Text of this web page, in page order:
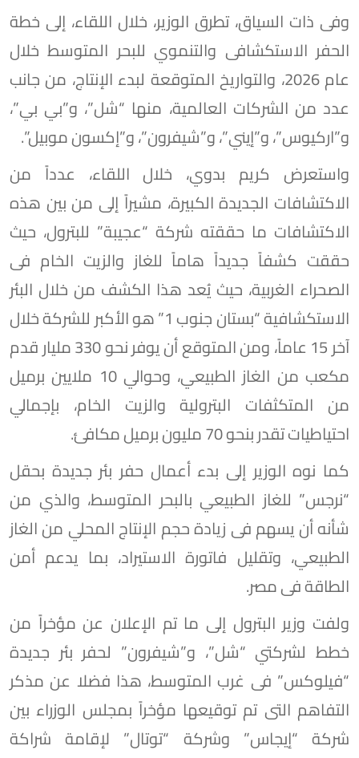
وفى ذات السياق، تطرق الوزير، خلال اللقاء، إلى خطة
الحفر الاستكشافى والتنموي للبحر المتوسط خلال
عام 2026، والتواريخ المتوقعة لبدء الإنتاج، من جانب
عدد من الشركات العالمية، منها “شل”، و”بي بي”،
و”اركيوس”، و”إيني”، و”شيفرون”، و”إكسون موبيل”.
واستعرض كريم بدوي، خلال اللقاء، عدداً من
الاكتشافات الجديدة الكبيرة، مشيراً إلى من بين هذه
الاكتشافات ما حققته شركة “عجيبة” للبترول، حيث
حققت كشفاً جديداً هاماً للغاز والزيت الخام فى
الصحراء الغربية، حيث يُعد هذا الكشف من خلال البئر
الاستكشافية “بستان جنوب 1” هو الأكبر للشركة خلال
آخر 15 عاماً، ومن المتوقع أن يوفر نحو 330 مليار قدم
مكعب من الغاز الطبيعي، وحوالي 10 ملايين برميل
من المتكثفات البترولية والزيت الخام، بإجمالي
احتياطيات تقدر بنحو 70 مليون برميل مكافئ.
كما نوه الوزير إلى بدء أعمال حفر بئر جديدة بحقل
“نرجس” للغاز الطبيعي بالبحر المتوسط، والذي من
شأنه أن يسهم فى زيادة حجم الإنتاج المحلي من الغاز
الطبيعي، وتقليل فاتورة الاستيراد، بما يدعم أمن
الطاقة فى مصر.
ولفت وزير البترول إلى ما تم الإعلان عن مؤخراً من
خطط لشركتي “شل”، و”شيفرون” لحفر بئر جديدة
“فيلوكس” فى غرب المتوسط، هذا فضلا عن مذكر
التفاهم التى تم توقيعها مؤخراً بمجلس الوزراء بين
شركة “إيجاس” وشركة “توتال” لإقامة شراكة